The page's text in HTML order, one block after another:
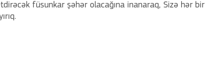
füsunkar şəhər olacağına inanaraq, Sizə hər bir